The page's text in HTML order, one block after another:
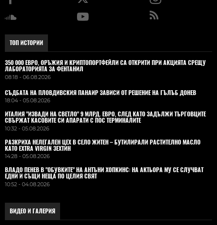
ТОП ИСТОРИИ
350 000 ЕВРО, ОРЪЖИЯ И КРИПТОПОРТФЕЙЛИ СА ОТКРИТИ ПРИ АКЦИЯТА СРЕЩУ
ЛАБОРАТОРИЯТА ЗА ФЕНТАНИЛ
08:18 - 06.08.2026
СЪДБАТА НА ПЛОВДИВСКИЯ ПАНАИР ЗАВИСИ ОТ РЕШЕНИЕ НА ГЪЛЪБ ДОНЕВ
18:04 - 05.08.2026
ИТАЛИЯ "ИЗВАДИ НА СВЕТЛО" 9 МЛРД. ЕВРО, СЛЕД КАТО ЗАДЪЛЖИ ТЪРГОВЦИТЕ
СВЪРЖАТ КАСОВИТЕ СИ АПАРАТИ С ПОС ТЕРМИНАЛИТЕ
10:32 - 05.08.2026
РАЗКРИХА НЕЛЕГАЛЕН ЦЕХ В СЕЛО ЖИТЕН – БУТИЛИРАЛИ РАСТИТЕЛНО МАСЛО
КАТО EXTRA VIRGIN ЗЕХТИН
14:28 - 05.08.2026
ВЛАДO ПЕНЕВ В "ОБУВКИТЕ" НА АНТЪНИ ХОПКИНС: НА АКТЬОРА МУ СЕ СЛУЧВАТ
ЕДНИ И СЪЩИ НЕЩА ПО ЦЕЛИЯ СВЯТ
10:52 - 04.08.2026
ВИДЕО И ГАЛЕРИЯ